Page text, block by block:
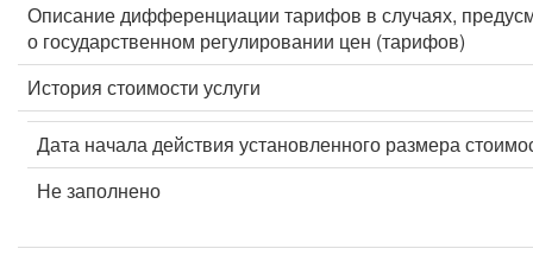
Описание дифференциации тарифов в случаях,
о государственном регулировании цен (тарифов)
История стоимости услуги
Дата начала действия установленного размера
Не заполнено